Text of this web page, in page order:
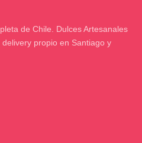
de Chile. Dulces Artesanales
propio en Santiago y